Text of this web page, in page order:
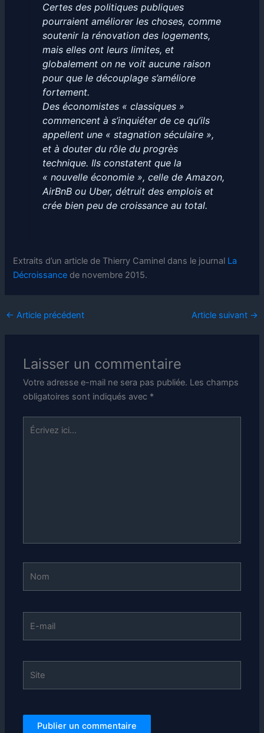
Certes des politiques publiques
pourraient améliorer les choses, comme
soutenir la rénovation des logements,
mais elles ont leurs limites, et
globalement on ne voit aucune raison
pour que le découplage s’améliore
fortement.
Des économistes « classiques »
commencent à s’inquiéter de ce qu’ils
appellent une « stagnation séculaire »,
et à douter du rôle du progrès
technique. Ils constatent que la
« nouvelle économie », celle de Amazon,
AirBnB ou Uber, détruit des emplois et
crée bien peu de croissance au total.
Extraits d’un article de Thierry Caminel dans le journal La
Décroissance de novembre 2015.
← Article précédent Article suivant →
Laisser un commentaire
Votre adresse e-mail ne sera pas publiée. Les champs
obligatoires sont indiqués avec *
Écrivez
mail